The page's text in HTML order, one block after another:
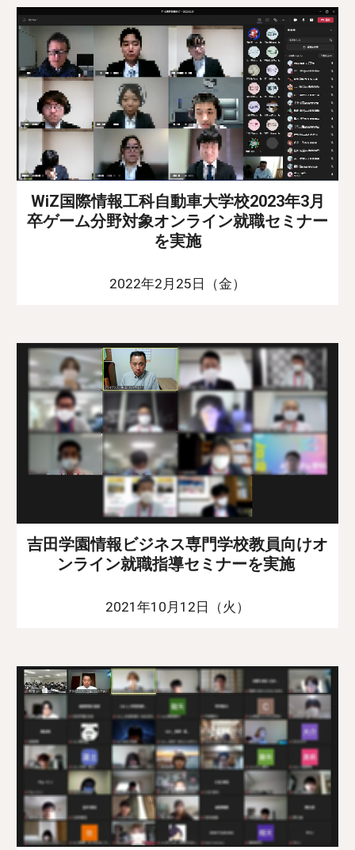
WiZ国際情報工科自動車大学校2023年3月
卒ゲーム分野対象オンライン就職セミナー
を実施
2022年2月25日（金）
吉田学園情報ビジネス専門学校教員向けオ
ンライン就職指導セミナーを実施
2021年10月12日（火）